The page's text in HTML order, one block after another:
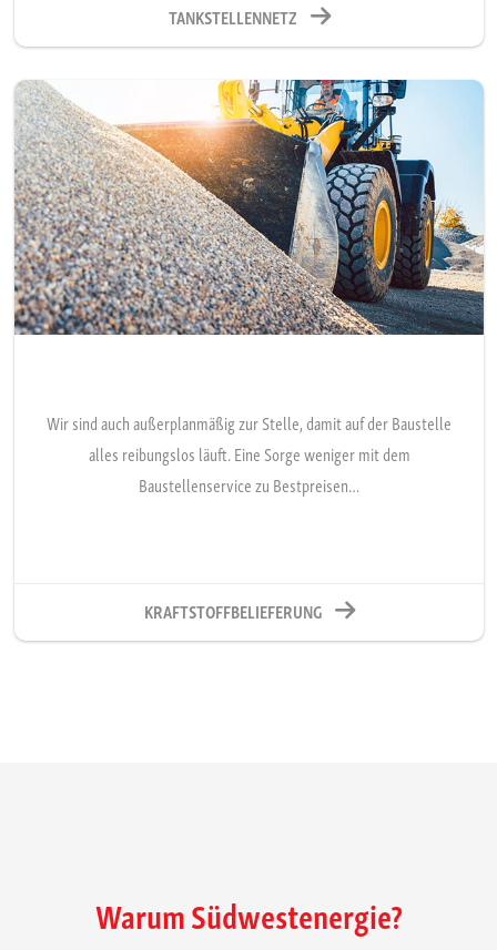
TANKSTELLENNETZ
Wir sind auch außerplanmäßig zur Stelle, damit auf der Baustelle
alles reibungslos läuft. Eine Sorge weniger mit dem
Baustellenservice zu Bestpreisen…
KRAFTSTOFFBELIEFERUNG
Warum Südwestenergie?